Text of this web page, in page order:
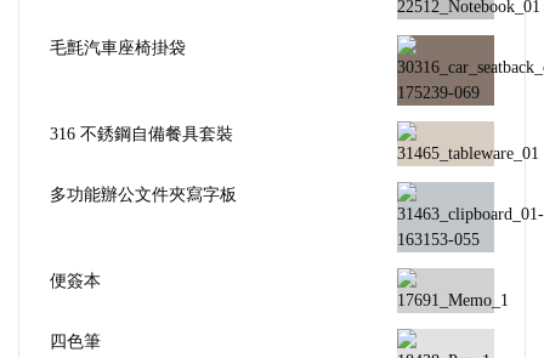
毛氈汽車座椅掛袋
316 不銹鋼自備餐具套裝
多功能辦公文件夾寫字板
便簽本
四色筆